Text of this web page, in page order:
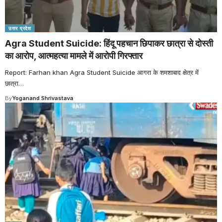
उत्तर प्रदेश
Agra Student Suicide: हिंदू पहचान छिपाकर छात्रा से दोस्ती
का आरोप, आत्महत्या मामले में आरोपी गिरफ्तार
Report: Farhan khan Agra Student Suicide आगरा के शमशाबाद क्षेत्र में
छात्रा…
ByYoganand Shrivastava